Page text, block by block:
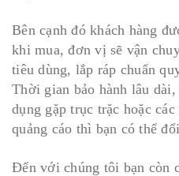
Bên cạnh đó khách hàng
khi mua, đơn vị sẽ vận
tiêu dùng, lắp ráp chuẩn
Thời gian bảo hành lâu
dụng gặp trục trặc hoặc
quảng cáo thì bạn có thể
Đến với chúng tôi bạn còn